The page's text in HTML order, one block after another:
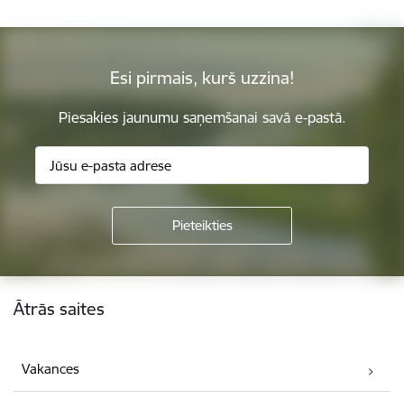
Esi pirmais, kurš uzzina!
Piesakies jaunumu saņemšanai savā e-pastā.
Kājene
Ātrās saites
Vakances